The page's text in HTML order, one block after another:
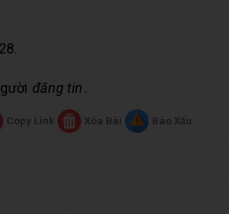
đăng tin.
Copy Link Xóa Bài Báo Xấu